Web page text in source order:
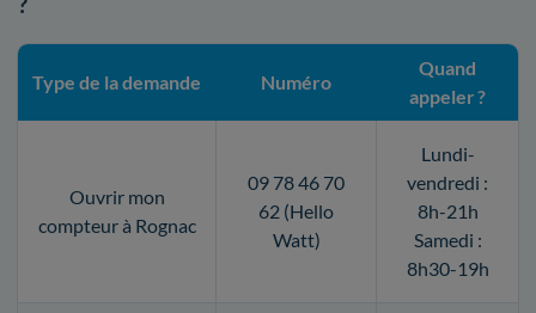
Type de la demande Numéro
Quand
appeler ?
Ouvrir mon
compteur à Rognac
09 78 46 70
62 (Hello
Watt)
Lundi-
vendredi :
8h-21h
Samedi :
8h30-19h